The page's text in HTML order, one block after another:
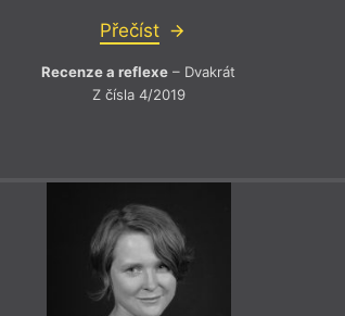
Přečíst
Recenze a reflexe – Dvakrát
Z čísla 4/2019